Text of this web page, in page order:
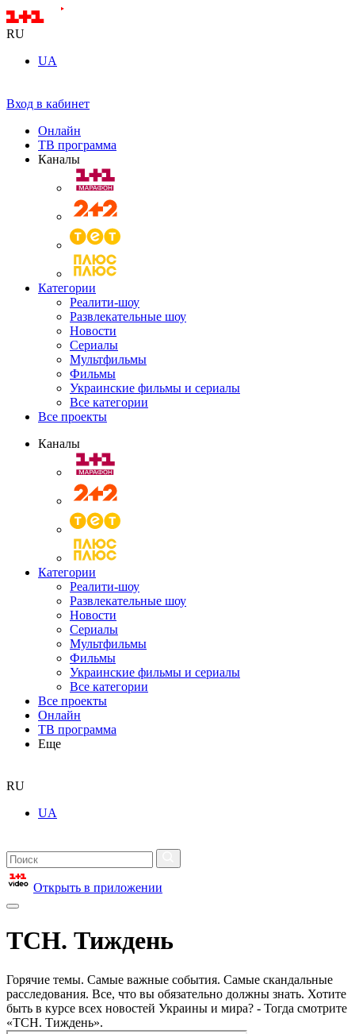
RU
UA
Вход в кабинет
Онлайн
ТВ программа
Каналы
Категории
Реалити-шоу
Развлекательные шоу
Новости
Сериалы
Мультфильмы
Фильмы
Украинские фильмы и сериалы
Все категории
Все проекты
Каналы
Категории
Реалити-шоу
Развлекательные шоу
Новости
Сериалы
Мультфильмы
Фильмы
Украинские фильмы и сериалы
Все категории
Все проекты
Онлайн
ТВ программа
Еще
RU
UA
Открыть в приложении
ТСН. Тиждень
Горячие темы. Самые важные события. Самые скандальные
расследования. Все, что вы обязательно должны знать. Хотите
быть в курсе всех новостей Украины и мира? - Тогда смотрите
«ТСН. Тиждень».